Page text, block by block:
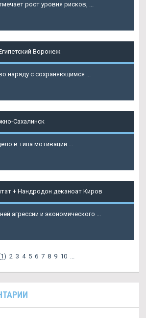
рост уровня рисков, ...
Воронеж
наряду с сохраняющимся ...
Сахалинск
в типа мотивации ...
+ Нандродон деканоат Киров
агрессии и экономического ...
1) 2 3 4 5 6 7 8 9 10 ...